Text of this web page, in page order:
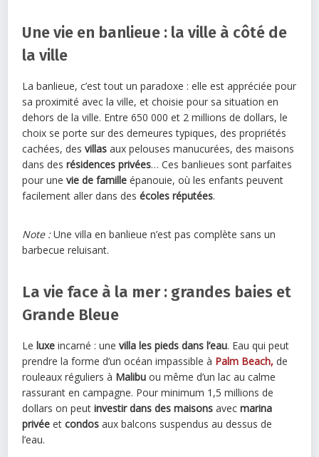
Une vie en banlieue : la ville à côté de
la ville
La banlieue, c’est tout un paradoxe : elle est appréciée pour
sa proximité avec la ville, et choisie pour sa situation en
dehors de la ville. Entre 650 000 et 2 millions de dollars, le
choix se porte sur des demeures typiques, des propriétés
cachées, des villas aux pelouses manucurées, des maisons
dans desrésidences privées… Ces banlieues sont parfaites
pour unevie de famille épanouie, où les enfants peuvent
facilement aller dans desécoles réputées.
Note :Une villa en banlieue n’est pas complète sans un
barbecue reluisant.
La vie face à la mer : grandes baies et
Grande Bleue
Le luxe incarné : unevilla les pieds dans l’eau. Eau qui peut
prendre la forme d’un océan impassible à Palm Beach, de
rouleaux réguliers à Malibu ou même d’un lac au calme
rassurant en campagne. Pour minimum 1,5 millions de
dollars on peut investir dans des maisons avecmarina
privée etcondos aux balcons suspendus au dessus de
l’eau.